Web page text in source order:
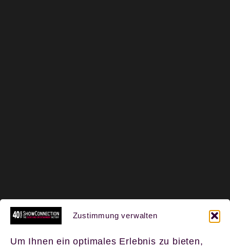
Zustimmung verwalten
Um Ihnen ein optimales Erlebnis zu bieten,